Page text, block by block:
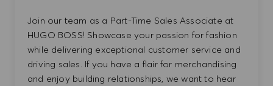
Join our team as a Part-Time Sales Associate at
HUGO BOSS! Showcase your passion for fashion
while delivering exceptional customer service and
driving sales. If you have a flair for merchandising
and enjoy building relationships, we want to hear